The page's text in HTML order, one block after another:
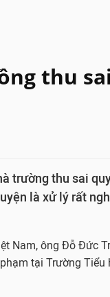
thu
trường thu sai
là xử lý rất
Nam, ông Đỗ Đức
tại Trường Tiểu